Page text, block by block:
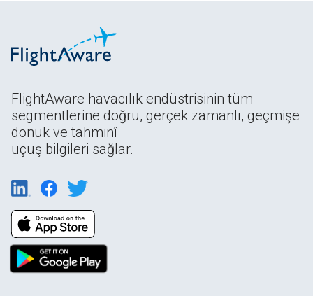
FlightAware havacılık endüstrisinin tüm
segmentlerine doğru, gerçek zamanlı, geçmişe
dönük ve tahminî
uçuş bilgileri sağlar.